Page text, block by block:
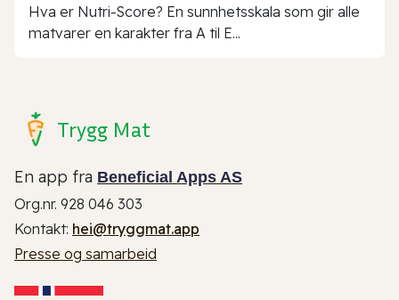
Hva er Nutri-Score? En sunnhetsskala som gir alle
matvarer en karakter fra A til E...
Trygg Mat
En app fra Beneficial Apps AS
Org.nr. 928 046 303
Kontakt: hei@tryggmat.app
Presse og samarbeid